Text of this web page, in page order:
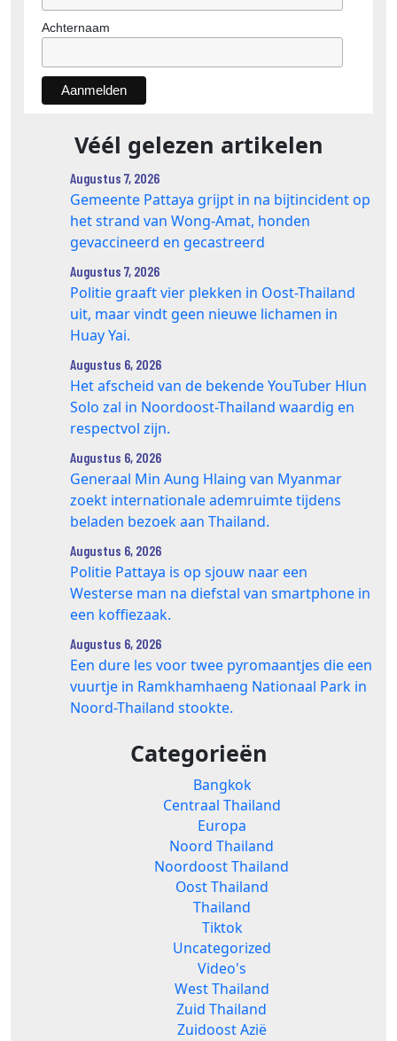
Achternaam
Véél gelezen artikelen
Augustus 7, 2026
Gemeente Pattaya grijpt in na bijtincident op
het strand van Wong‑Amat, honden
gevaccineerd en gecastreerd
Augustus 7, 2026
Politie graaft vier plekken in Oost-Thailand
uit, maar vindt geen nieuwe lichamen in
Huay Yai.
Augustus 6, 2026
Het afscheid van de bekende YouTuber Hlun
Solo zal in Noordoost-Thailand waardig en
respectvol zijn.
Augustus 6, 2026
Generaal Min Aung Hlaing van Myanmar
zoekt internationale ademruimte tijdens
beladen bezoek aan Thailand.
Augustus 6, 2026
Politie Pattaya is op sjouw naar een
Westerse man na diefstal van smartphone in
een koffiezaak.
Augustus 6, 2026
Een dure les voor twee pyromaantjes die een
vuurtje in Ramkhamhaeng Nationaal Park in
Noord-Thailand stookte.
Categorieën
Bangkok
Centraal Thailand
Europa
Noord Thailand
Noordoost Thailand
Oost Thailand
Thailand
Tiktok
Uncategorized
Video's
West Thailand
Zuid Thailand
Zuidoost Azië